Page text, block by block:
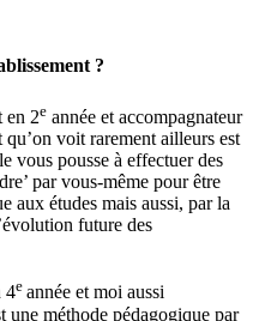
?
en 2e année et accompagnateur
voit rarement ailleurs est
vous pousse à effectuer des
par vous-même pour être
aux études mais aussi, par la
future des
4e année et moi aussi
une méthode pédagogique par